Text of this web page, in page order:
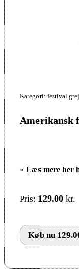
Kategori: festival grej
Amerikansk
» Læs mere her
Pris: 129.00 kr.
Køb nu